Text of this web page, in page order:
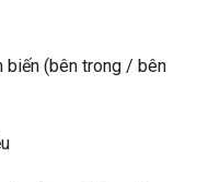
biến (bên trong / bên